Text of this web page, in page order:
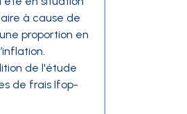
à cause de
proportion en
de l'étude
de frais Ifop-